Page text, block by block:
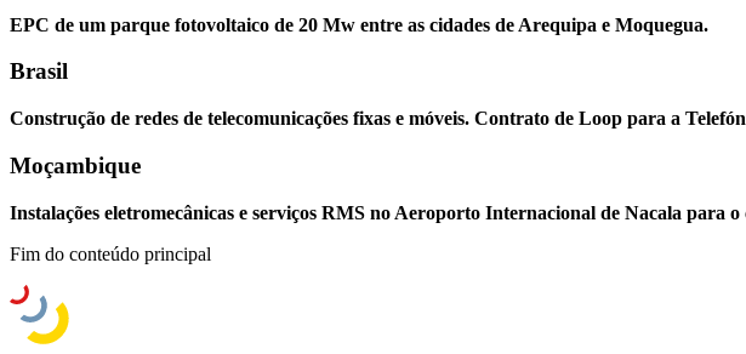
EPC de um parque fotovoltaico de 20 Mw entre as cidades de Arequipa e Moquegua.
Brasil
Construção de redes de telecomunicações fixas e móveis. Contrato de Loop para a
Moçambique
Instalações eletromecânicas e serviços RMS no Aeroporto Internacional de Nacala para
Fim do conteúdo principal